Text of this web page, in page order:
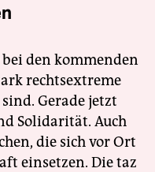
den kommenden
rechtsextreme
Gerade jetzt
Solidarität. Auch
die sich vor Ort
einsetzen. Die taz